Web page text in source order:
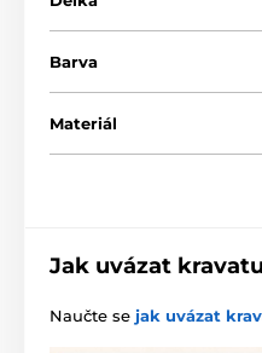
Barva
Materiál
Jak uvázat kravatu
Naučte se jak uvázat